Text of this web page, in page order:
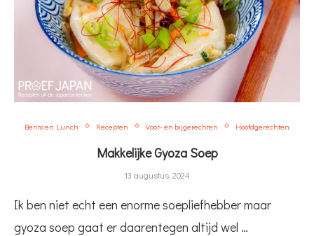
Bento en Lunch Recepten Voor- en bijgerechten Hoofdgerechten
Makkelijke Gyoza Soep
13 augustus, 2024
Ik ben niet echt een enorme soepliefhebber maar
gyoza soep gaat er daarentegen altijd wel …